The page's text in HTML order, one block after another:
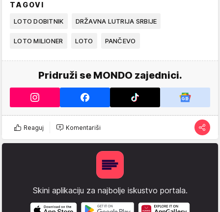
TAGOVI
LOTO DOBITNIK DRŽAVNA LUTRIJA SRBIJE
LOTO MILIONER LOTO PANČEVO
Pridruži se MONDO zajednici.
Reaguj Komentariši
Skini aplikaciju za najbolje iskustvo portala.